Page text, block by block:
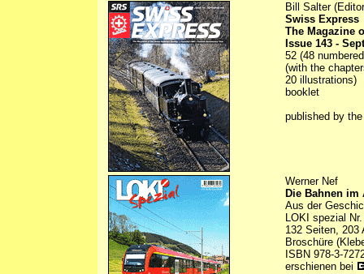
Bill Salter
Swiss Express
The Magazine
Issue 143 -
52 (48
(with the
20 illustrations)
booklet
published by
Werner Nef
Die Bahnen
Aus der
LOKI spezial
132 Seiten, 203
Broschüre
ISBN 978-3-
erschienen bei